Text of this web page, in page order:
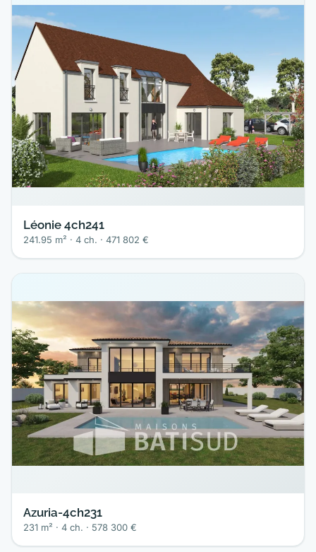
Léonie 4ch241
241.95 m² · 4 ch. · 471 802 €
Azuria-4ch231
231 m² · 4 ch. · 578 300 €